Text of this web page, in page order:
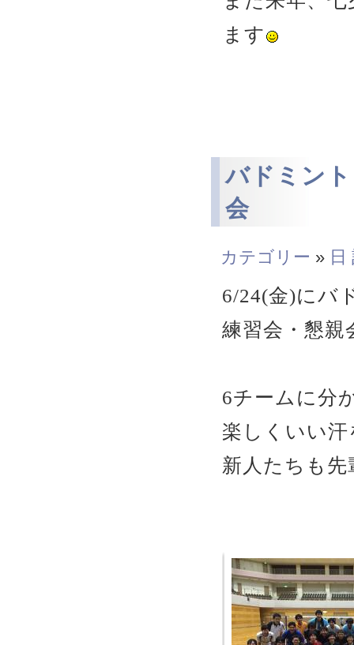
ます
バドミン
会
カテゴリー » 日
6/24(金)にバ
練習会・懇親
6チームに分
楽しくいい
新人たちも